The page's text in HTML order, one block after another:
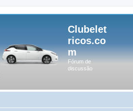
Clubelet
ricos.co
m
Fórum de
discussão